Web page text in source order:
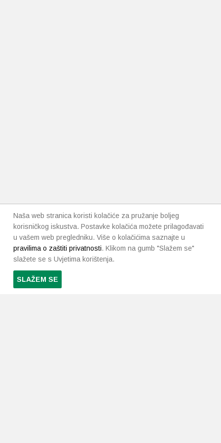
Naša web stranica koristi kolačiće za pružanje boljeg
korisničkog iskustva. Postavke kolačića možete prilagođavati
u vašem web pregledniku. Više o kolačićima saznajte u
pravilima o zaštiti privatnosti. Klikom na gumb "Slažem se"
slažete se s Uvjetima korištenja.
SLAŽEM SE